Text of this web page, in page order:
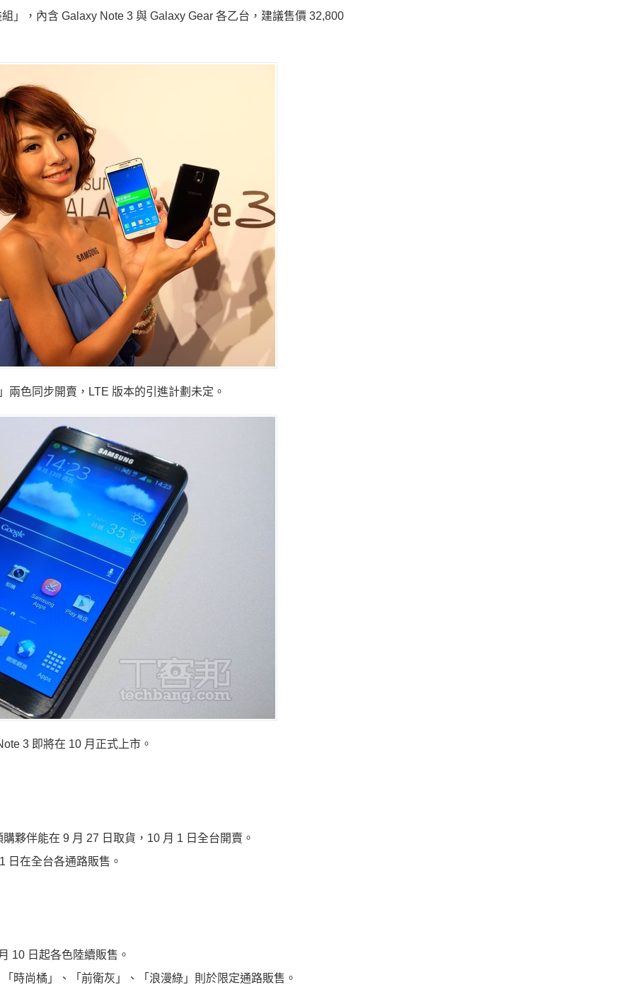
」，內含 Galaxy Note 3 與 Galaxy Gear 各乙台，建議售價 32,800
色同步開賣，LTE 版本的引進計劃未定。
3 即將在 10 月正式上市。
夥伴能在 9 月 27 日取貨，10 月 1 日全台開賣。
日在全台各通路販售。
10 日起各色陸續販售。
時尚橘」、「前衛灰」、「浪漫綠」則於限定通路販售。